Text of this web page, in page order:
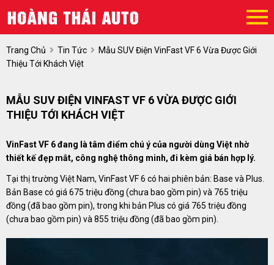
Trang Chủ Tin Tức
Mẫu SUV Điện VinFast VF 6 Vừa Được Giới
Thiệu Tới Khách Việt
MẪU SUV ĐIỆN VINFAST VF 6 VỪA ĐƯỢC GIỚI
THIỆU TỚI KHÁCH VIỆT
VinFast VF 6 đang là tâm điểm chú ý của người dùng Việt nhờ
thiết kế đẹp mắt, công nghệ thông minh, đi kèm giá bán hợp lý.
Tại thị trường Việt Nam, VinFast VF 6 có hai phiên bản: Base và Plus.
Bản Base có giá 675 triệu đồng (chưa bao gồm pin) và 765 triệu
đồng (đã bao gồm pin), trong khi bản Plus có giá 765 triệu đồng
(chưa bao gồm pin) và 855 triệu đồng (đã bao gồm pin).